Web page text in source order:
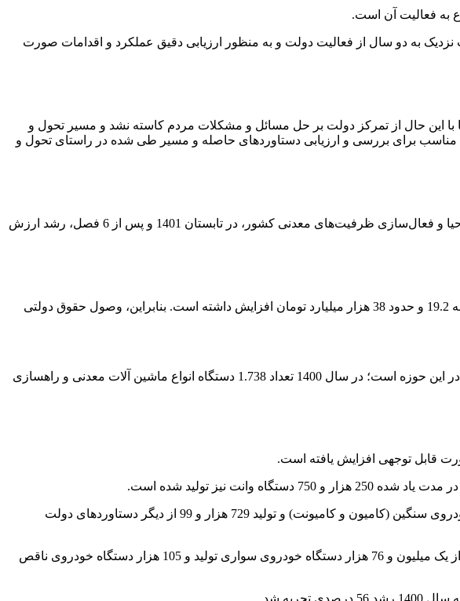
به فعالیت آن است.
به دو سال از فعالیت دولت و به منظور ارزیابی دقیق عملکرد و اقدامات صورت
این حال از تمرکز دولت بر حل مسائل و مشکلات مردم کاسته نشد و مسیر تحول و
مناسب برای بررسی و ارزیابی دستاوردهای حاصله و مسیر طی شده در راستای تحول و
‌ارزش افزوده بخش معدن از زمستان 1399 تا بهار 1401 با رشد منفی مواجه بود‌، با فعالیت دولت مردمی و اهتمام به احیا و فعال‌سازی ظرفیت‌های معدنی کشور، در تابستان 1401 و پس از 6 فصل، رشد ارزش
در سال 1399 حقوق دولتی وصول شده معادن 6.6 هزار میلیارد تومان بوده که این رقم در سال 1400 و 1401 به ترتیب به 19.2 و حدود 38 هزار میلیارد تومان افزایش داشته است. بنابراین، وصول حقوق دولتی
رشد حدود 101 درصدی تولید انواع ماشین‌آلات معدنی و راهسازی در سال 1401 نسبت به سال 1400 از دیگر فعالیت‌ها در این حوزه است؛ ‌در سال 1400 تعداد 1.738 دستگاه انواع ماشین آلات معدنی و راهسازی
قابل توجهی افزایش یافته است.
تولید 4 هزار و 26 دستگاه خودروی ون، تولید 4 هزار و 256 دستگاه اتوبوس و مینی‌بوس، تولید 47 هزار و 779 دستگاه خودروی سنگین (کامیون و کامیونت) و تولید 729 هزار و 99 از دیگر دستاوردهای دولت
‌تولید خودروی سواری در سال 1401 نسبت به سال 1400 رشد 36 درصدی داشته است به‌طوری که در سال 1401 بیش از یک میلیون و 76 هزار دستگاه خودروی سواری تولید و 105 هزار دستگاه خودروی ناقص